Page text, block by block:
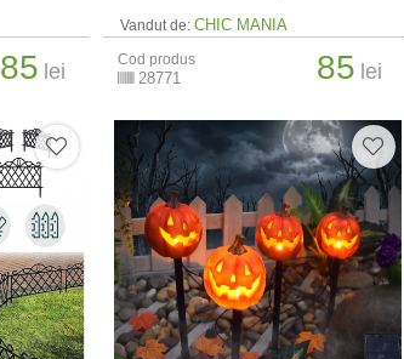
85 lei
Vandut de: CHIC MANIA
Cod produs
28771 85 lei